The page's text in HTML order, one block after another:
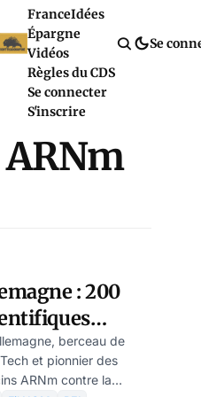
FranceIdées
Épargne
Vidéos
Règles du CDS
Se connecter
S'inscrire
Se
: 200
un
sur les
berceau de
et pionnier des
ARNm contre la